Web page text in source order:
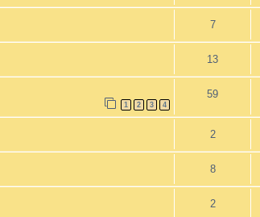
7
13
1 2 3 4
59
2
8
2